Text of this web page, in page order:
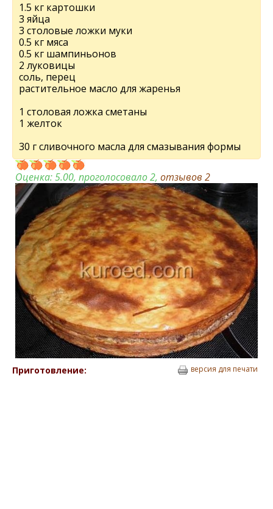
1.5 кг картошки
3 яйца
3 столовые ложки муки
0.5 кг мяса
0.5 кг шампиньонов
2 луковицы
соль, перец
растительное масло для жаренья
1 столовая ложка сметаны
1 желток
30 г сливочного масла для смазывания формы
Оценка:5.00, проголосовало 2, отзывов 2
Приготовление: версия для печати